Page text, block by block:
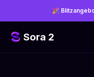
🎉
Sora 2